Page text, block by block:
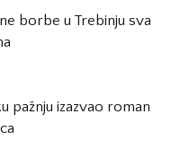
borbe u Trebinju sva
pažnju izazvao roman